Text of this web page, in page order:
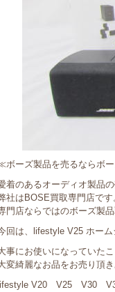
ボーズ製品を売るならボ
着のあるオーディオ製品
社はBOSE買取専門店です
門店ならではのボーズ製
回は、lifestyle V25 ホー
事にお使いになっていた
変綺麗なお品をお売り頂
lifestyle V20 V25 V30